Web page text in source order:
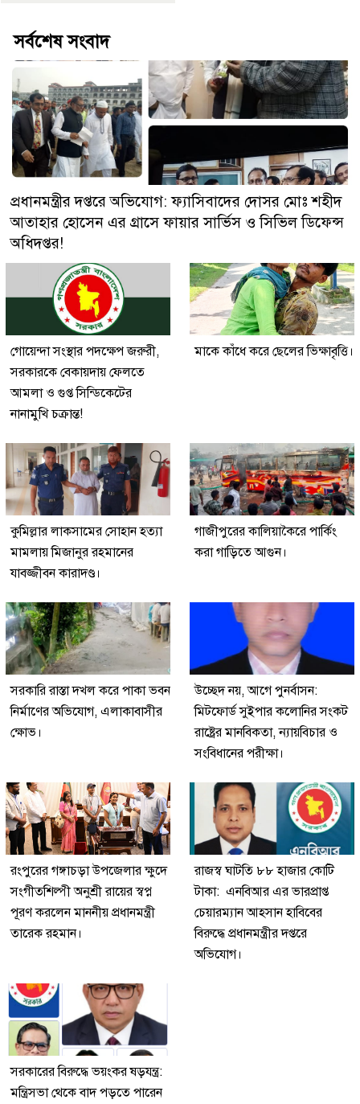
সর্বশেষ সংবাদ
প্রধানমন্ত্রীর দপ্তরে অভিযোগ: ফ্যাসিবাদের দোসর মোঃ শহীদ
আতাহার হোসেন এর গ্রাসে ফায়ার সার্ভিস ও সিভিল ডিফেন্স
অধিদপ্তর!
গোয়েন্দা সংস্থার পদক্ষেপ জরুরী,
সরকারকে বেকায়দায় ফেলতে
আমলা ও গুপ্ত সিন্ডিকেটের
নানামুখি চক্রান্ত!
মাকে কাঁধে করে ছেলের ভিক্ষাবৃত্তি।
কুমিল্লার লাকসামের সোহান হত্যা
মামলায় মিজানুর রহমানের
যাবজ্জীবন কারাদণ্ড।
গাজীপুরের কালিয়াকৈরে পার্কিং
করা গাড়িতে আগুন।
সরকারি রাস্তা দখল করে পাকা ভবন
নির্মাণের অভিযোগ, এলাকাবাসীর
ক্ষোভ।
উচ্ছেদ নয়, আগে পুনর্বাসন:
মিটফোর্ড সুইপার কলোনির সংকট
রাষ্ট্রের মানবিকতা, ন্যায়বিচার ও
সংবিধানের পরীক্ষা।
রংপুরের গঙ্গাচড়া উপজেলার ক্ষুদে
সংগীতশিল্পী অনুশ্রী রায়ের স্বপ্ন
পূরণ করলেন মাননীয় প্রধানমন্ত্রী
তারেক রহমান।
রাজস্ব ঘাটতি ৮৮ হাজার কোটি
টাকা: এনবিআর এর ভারপ্রাপ্ত
চেয়ারম্যান আহসান হাবিবের
বিরুদ্ধে প্রধানমন্ত্রীর দপ্তরে
অভিযোগ।
সরকারের বিরুদ্ধে ভয়ংকর ষড়যন্ত্র:
মন্ত্রিসভা থেকে বাদ পড়তে পারেন